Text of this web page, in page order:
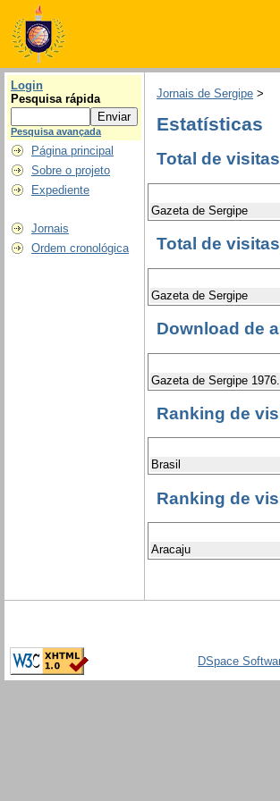
Login
Pesquisa rápida
Pesquisa avançada
Página principal
Sobre o projeto
Expediente
Jornais
Ordem cronológica
Jornais de Sergipe >
Estatísticas
Total de visitas
Gazeta de Sergipe
Total de
Gazeta de Sergipe
Download de
Gazeta de Sergipe
Ranking de
Brasil
Ranking de
Aracaju
DSpace